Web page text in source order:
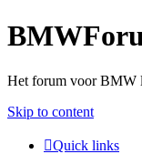
Het forum voor BMW
Skip to content
Quick links